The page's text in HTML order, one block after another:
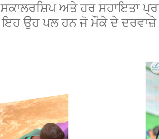
ਅਤੇ ਹਰ ਸਹਾਇਤਾ
ਉਹ ਪਲ ਹਨ ਜੋ ਮੌਕੇ ਦੇ